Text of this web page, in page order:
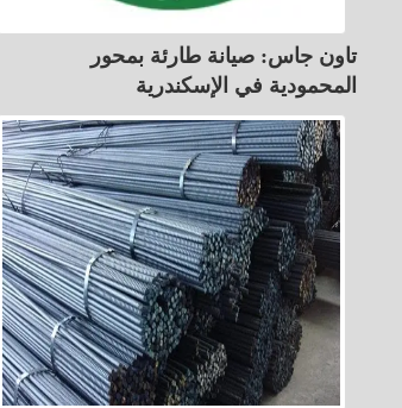
تاون جاس: صيانة طارئة بمحور
المحمودية في الإسكندرية